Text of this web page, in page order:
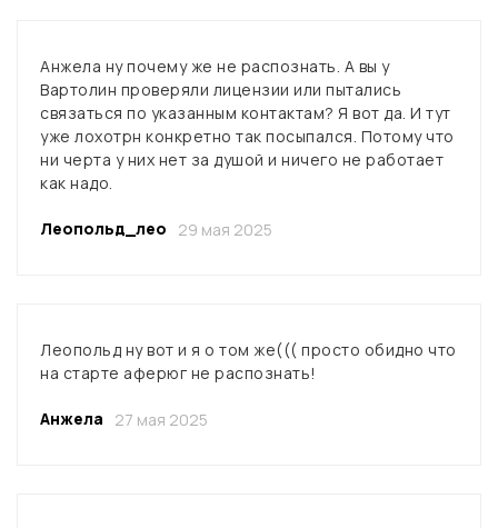
Анжела ну почему же не распознать. А вы у
Вартолин проверяли лицензии или пытались
связаться по указанным контактам? Я вот да. И тут
уже лохотрн конкретно так посыпался. Потому что
ни черта у них нет за душой и ничего не работает
как надо.
Леопольд_лео 29 мая 2025
Леопольд ну вот и я о том же((( просто обидно что
на старте аферюг не распознать!
Анжела 27 мая 2025